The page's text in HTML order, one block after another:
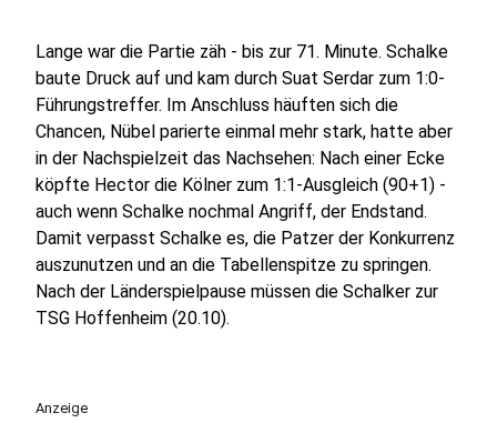
Lange war die Partie zäh - bis zur 71. Minute. Schalke
baute Druck auf und kam durch Suat Serdar zum 1:0-
Führungstreffer. Im Anschluss häuften sich die
Chancen, Nübel parierte einmal mehr stark, hatte aber
in der Nachspielzeit das Nachsehen: Nach einer Ecke
köpfte Hector die Kölner zum 1:1-Ausgleich (90+1) -
auch wenn Schalke nochmal Angriff, der Endstand.
Damit verpasst Schalke es, die Patzer der Konkurrenz
auszunutzen und an die Tabellenspitze zu springen.
Nach der Länderspielpause müssen die Schalker zur
TSG Hoffenheim (20.10).
Anzeige